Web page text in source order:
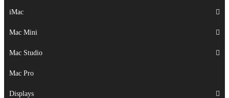
Mac cũ
iMac
Mac Mini
Mac Studio
Mac Pro
iMac
Mac Mini
Mac Studio
Mac Pro
Displays